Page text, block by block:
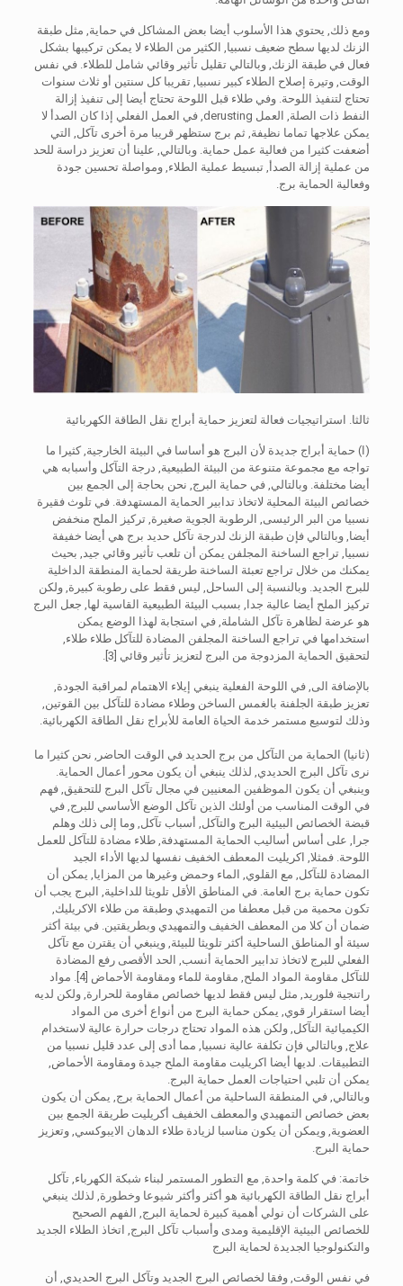
ومع ذلك, يحتوي هذا الأسلوب أيضا بعض المشاكل في حماية, مثل طبقة
الزنك لديها سطح ضعيف نسبيا, الكثير من الطلاء لا يمكن تركيبها بشكل
فعال في طبقة الزنك, وبالتالي تقليل تأثير وقائي شامل للطلاء. في نفس
الوقت, وتيرة إصلاح الطلاء كبير نسبيا, تقريبا كل سنتين أو ثلاث سنوات
تحتاج لتنفيذ اللوحة. وفي طلاء قبل اللوحة تحتاج أيضا إلى تنفيذ إزالة
النفط ذات الصلة, العمل derusting, في العمل الفعلي إذا كان الصدأ لا
يمكن علاجها تماما نظيفة, ثم برج ستظهر قريبا مرة أخرى تآكل, التي
أضعفت كثيرا من فعالية عمل حماية. وبالتالي, علينا أن تعزيز دراسة للحد
من عملية إزالة الصدأ, تبسيط عملية الطلاء, ومواصلة تحسين جودة
وفعالية الحماية برج.
ثالثا. استراتيجيات فعالة لتعزيز حماية أبراج نقل الطاقة الكهربائية
(ا) حماية أبراج جديدة لأن البرج هو أساسا في البيئة الخارجية, كثيرا ما
تواجه مع مجموعة متنوعة من البيئة الطبيعية, درجة التآكل وأسبابه هي
أيضا مختلفة. وبالتالي, في حماية البرج, نحن بحاجة إلى الجمع بين
خصائص البيئة المحلية لاتخاذ تدابير الحماية المستهدفة. في تلوث فقيرة
نسبيا من البر الرئيسى, الرطوبة الجوية صغيرة, تركيز الملح منخفض
أيضا, وبالتالي فإن طبقة الزنك لدرجة تآكل حديد برج هي أيضا خفيفة
نسبيا, تراجع الساخنة المجلفن يمكن أن تلعب تأثير وقائي جيد, بحيث
يمكنك من خلال تراجع تعبئة الساخنة طريقة لحماية المنطقة الداخلية
للبرج الجديد. وبالنسبة إلى الساحل, ليس فقط على رطوبة كبيرة, ولكن
تركيز الملح أيضا عالية جدا, بسبب البيئة الطبيعية القاسية لها, جعل البرج
هو عرضة لظاهرة تآكل الشاملة, في استجابة لهذا الوضع يمكن
استخدامها في تراجع الساخنة المجلفن المضادة للتآكل طلاء طلاء,
لتحقيق الحماية المزدوجة من البرج لتعزيز تأثير وقائي [3].
بالإضافة الى, في اللوحة الفعلية ينبغي إيلاء الاهتمام لمراقبة الجودة,
تعزيز طبقة الجلفنة بالغمس الساخن وطلاء مضادة للتآكل بين القوتين,
وذلك لتوسيع مستمر خدمة الحياة العامة للأبراج نقل الطاقة الكهربائية.
(ثانيا) الحماية من التآكل من برج الحديد في الوقت الحاضر, نحن كثيرا ما
نرى تآكل البرج الحديدي, لذلك ينبغي أن يكون محور أعمال الحماية.
وينبغي أن يكون الموظفين المعنيين في مجال تآكل البرج للتحقيق, فهم
في الوقت المناسب من أولئك الذين تآكل الوضع الأساسي للبرج, في
قبضة الخصائص البيئية البرج والتآكل, أسباب تآكل, وما إلى ذلك وهلم
جرا, على أساس أساليب الحماية المستهدفة, طلاء مضادة للتآكل للعمل
اللوحة. فمثلا, اكريليت المعطف الخفيف نفسها لديها الأداء الجيد
المضادة للتآكل, مع القلوي, الماء وحمض وغيرها من المزايا, يمكن أن
تكون حماية برج العامة. في المناطق الأقل تلويثا للداخلية, البرج يجب أن
تكون محمية من قبل معطفا من التمهيدي وطبقة من طلاء الاكريليك,
ضمان أن كلا من المعطف الخفيف والتمهيدي وبطريقتين. في بيئة أكثر
سيئة أو المناطق الساحلية أكثر تلويثا للبيئة, وينبغي أن يقترن مع تآكل
الفعلي للبرج لاتخاذ تدابير الحماية أنسب, الحد الأقصى رفع المضادة
للتآكل مقاومة المواد الملح, مقاومة للماء ومقاومة الأحماض [4]. مواد
راتنجية فلوريد, مثل ليس فقط لديها خصائص مقاومة للحرارة, ولكن لديه
أيضا استقرار قوي, يمكن حماية البرج من أنواع أخرى من المواد
الكيميائية التآكل, ولكن هذه المواد تحتاج درجات حرارة عالية لاستخدام
علاج, وبالتالي فإن تكلفة عالية نسبيا, مما أدى إلى عدد قليل نسبيا من
التطبيقات. لديها أيضا اكريليت مقاومة الملح جيدة ومقاومة الأحماض,
يمكن أن تلبي احتياجات العمل حماية البرج.
وبالتالي, في المنطقة الساحلية من أعمال الحماية برج, يمكن أن يكون
بعض خصائص التمهيدي والمعطف الخفيف أكريليت طريقة الجمع بين
العضوية, ويمكن أن يكون مناسبا لزيادة طلاء الدهان الايبوكسي, وتعزيز
حماية البرج.
خاتمة: في كلمة واحدة, مع التطور المستمر لبناء شبكة الكهرباء, تآكل
أبراج نقل الطاقة الكهربائية هو أكثر وأكثر شيوعا وخطورة, لذلك ينبغي
على الشركات أن نولي أهمية كبيرة لحماية البرج, الفهم الصحيح
للخصائص البيئية الإقليمية ومدى وأسباب تآكل البرج, اتخاذ الطلاء الجديد
والتكنولوجيا الجديدة لحماية البرج
في نفس الوقت, وفقا لخصائص البرج الجديد وتآكل البرج الحديدي, أن